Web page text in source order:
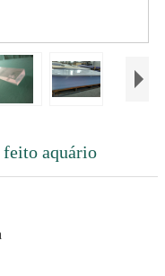
aquário